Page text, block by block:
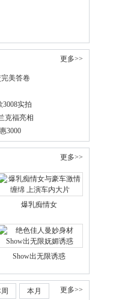
更多>>
美答卷
实拍
克福亮相
3000
更多>>
爆乳痴情女
Show出无限诱惑
本月 更多>>